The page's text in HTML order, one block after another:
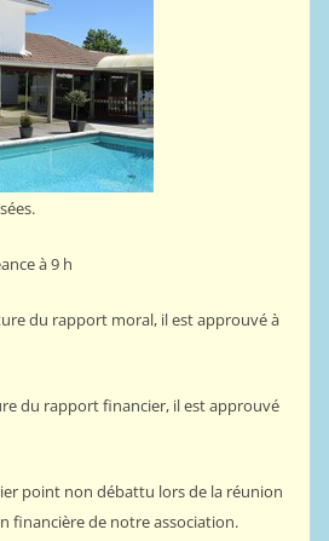
à 9 h
du rapport moral, il est approuvé à
du rapport financier, il est approuvé
point non débattu lors de la réunion
financière de notre association.